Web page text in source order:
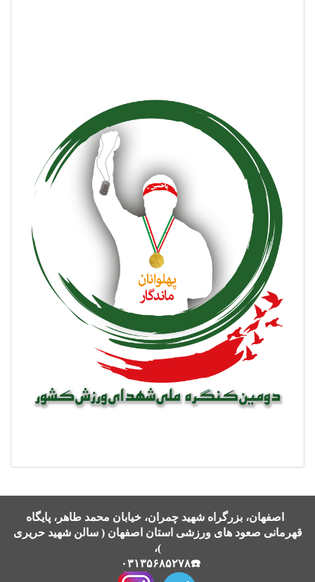
اصفهان، بزرگراه شهید چمران، خیابان محمد طاهر، پایگاه
قهرمانی صعود های ورزشی استان اصفهان ( سالن شهید حریری
)،
☎️۰۳۱۳۵۶۸۵۲۷۸